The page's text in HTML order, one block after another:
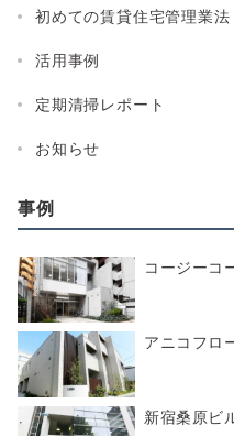
初めての賃貸住宅管理業法
活用事例
定期清掃レポート
お知らせ
事例
コージーコ
アニコフロ
新宿桑原ビ